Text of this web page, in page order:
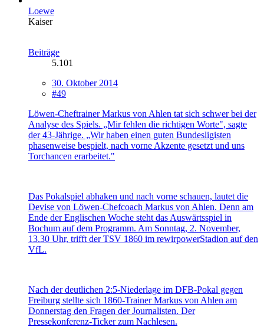
Loewe
Kaiser
Beiträge
5.101
30. Oktober 2014
#49
Löwen-Cheftrainer Markus von Ahlen tat sich schwer bei der
Analyse des Spiels. „Mir fehlen die richtigen Worte", sagte
der 43-Jährige. „Wir haben einen guten Bundesligisten
phasenweise bespielt, nach vorne Akzente gesetzt und uns
Torchancen erarbeitet."
Das Pokalspiel abhaken und nach vorne schauen, lautet die
Devise von Löwen-Chefcoach Markus von Ahlen. Denn am
Ende der Englischen Woche steht das Auswärtsspiel in
Bochum auf dem Programm. Am Sonntag, 2. November,
13.30 Uhr, trifft der TSV 1860 im rewirpowerStadion auf den
VfL.
Nach der deutlichen 2:5-Niederlage im DFB-Pokal gegen
Freiburg stellte sich 1860-Trainer Markus von Ahlen am
Donnerstag den Fragen der Journalisten. Der
Pressekonferenz-Ticker zum Nachlesen.